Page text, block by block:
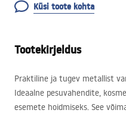
Küsi toote kohta
Tootekirjeldus
Praktiline ja tugev metallist
Ideaalne pesuvahendite,
esemete hoidmiseks. See